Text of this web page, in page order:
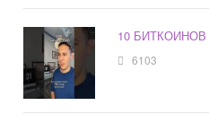
10
6103